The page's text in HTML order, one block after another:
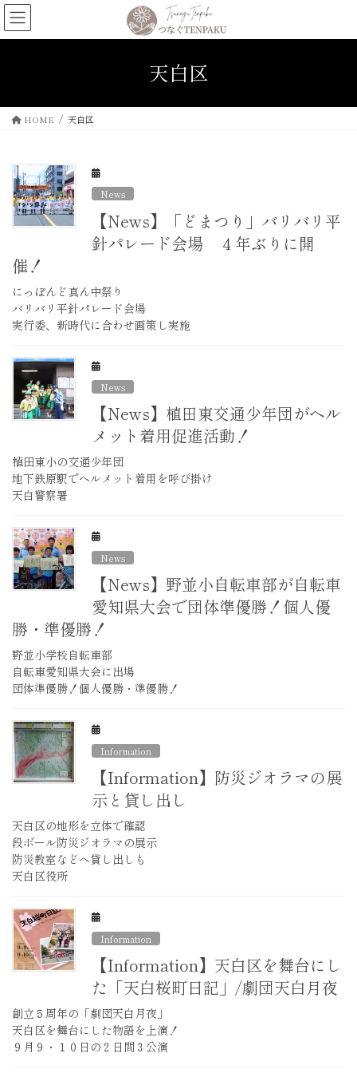
コ
ン
テ
ス
ナ
ビ
ゲ
ン
天白区
HOME 天白区
News
【News】「どまつり」バリバリ平
針パレード会場 ４年ぶりに開
催！
にっぽんど真ん中祭り
バリバリ平針パレード会場
実行委、新時代に合わせ画策し実施
News
【News】植田東交通少年団がヘル
メット着用促進活動！
植田東小の交通少年団
地下鉄原駅でヘルメット着用を呼び掛け
天白警察署
News
【News】野並小自転車部が自転車
愛知県大会で団体準優勝！個人優
勝・準優勝！
野並小学校自転車部
自転車愛知県大会に出場
団体準優勝！個人優勝・準優勝！
Information
【Information】防災ジオラマの展
示と貸し出し
天白区の地形を立体で確認
段ボール防災ジオラマの展示
防災教室などへ貸し出しも
天白区役所
Information
【Information】天白区を舞台にし
た「天白桜町日記」/劇団天白月夜
創立５周年の「劇団天白月夜」
天白区を舞台にした物語を上演！
９月９・１０日の２日間３公演